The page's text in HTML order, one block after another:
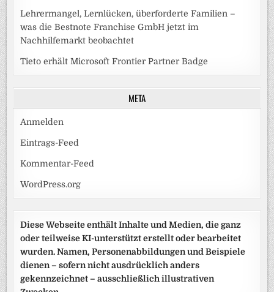
Lehrermangel, Lernlücken, überforderte Familien –
was die Bestnote Franchise GmbH jetzt im
Nachhilfemarkt beobachtet
Tieto erhält Microsoft Frontier Partner Badge
META
Anmelden
Eintrags-Feed
Kommentar-Feed
WordPress.org
Diese Webseite enthält Inhalte und Medien, die ganz
oder teilweise KI-unterstützt erstellt oder bearbeitet
wurden. Namen, Personenabbildungen und Beispiele
dienen – sofern nicht ausdrücklich anders
gekennzeichnet – ausschließlich illustrativen